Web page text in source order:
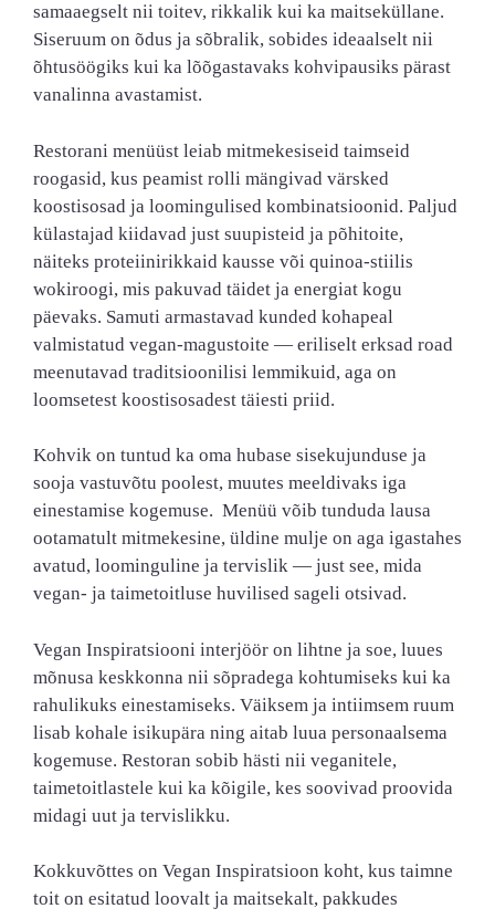
samaaegselt nii toitev, rikkalik kui ka maitseküllane.
Siseruum on õdus ja sõbralik, sobides ideaalselt nii
õhtusöögiks kui ka lõõgastavaks kohvipausiks pärast
vanalinna avastamist.
Restorani menüüst leiab mitmekesiseid taimseid
roogasid, kus peamist rolli mängivad värsked
koostisosad ja loomingulised kombinatsioonid. Paljud
külastajad kiidavad just suupisteid ja põhitoite,
näiteks proteiinirikkaid kausse või quinoa-stiilis
wokiroogi, mis pakuvad täidet ja energiat kogu
päevaks. Samuti armastavad kunded kohapeal
valmistatud vegan-magustoite — eriliselt erksad road
meenutavad traditsioonilisi lemmikuid, aga on
loomsetest koostisosadest täiesti priid.
Kohvik on tuntud ka oma hubase sisekujunduse ja
sooja vastuvõtu poolest, muutes meeldivaks iga
einestamise kogemuse. Menüü võib tunduda lausa
ootamatult mitmekesine, üldine mulje on aga igastahes
avatud, loominguline ja tervislik — just see, mida
vegan- ja taimetoitluse huvilised sageli otsivad.
Vegan Inspiratsiooni interjöör on lihtne ja soe, luues
mõnusa keskkonna nii sõpradega kohtumiseks kui ka
rahulikuks einestamiseks. Väiksem ja intiimsem ruum
lisab kohale isikupära ning aitab luua personaalsema
kogemuse. Restoran sobib hästi nii veganitele,
taimetoitlastele kui ka kõigile, kes soovivad proovida
midagi uut ja tervislikku.
Kokkuvõttes on Vegan Inspiratsioon koht, kus taimne
toit on esitatud loovalt ja maitsekalt, pakkudes